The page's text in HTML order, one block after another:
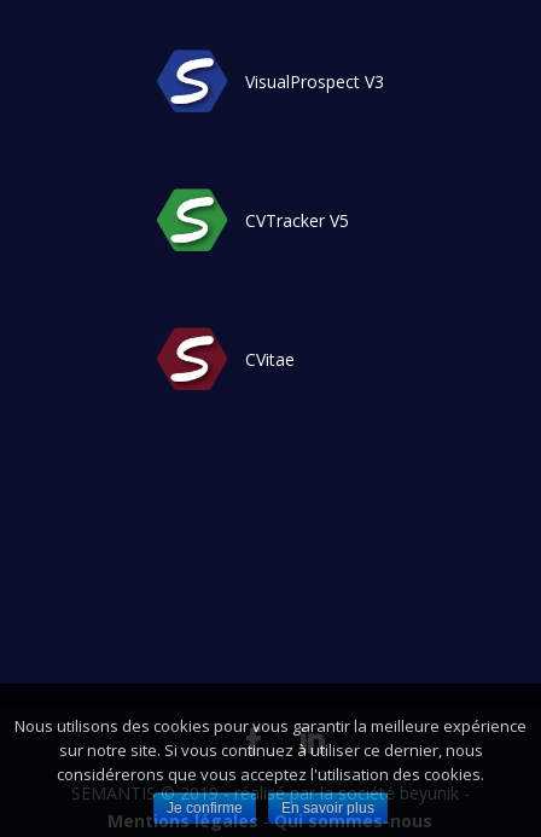
VisualProspect V3
CVTracker V5
CVitae
SEMANTIS © 2019 - réalisé par la société beyunik -
Mentions légales -Qui sommes-nous
Nous utilisons des cookies pour vous garantir la meilleure expérience
sur notre site. Si vous continuez à utiliser ce dernier, nous
considérerons que vous acceptez l'utilisation des cookies.
Je confirme En savoir plus